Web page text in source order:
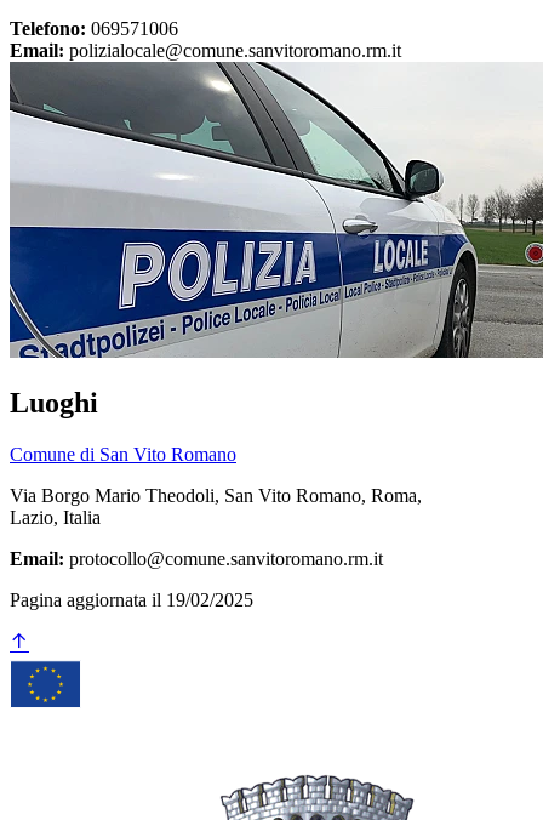
Telefono: 069571006
Email: polizialocale@comune.sanvitoromano.rm.it
Luoghi
Comune di San Vito Romano
Via Borgo Mario Theodoli, San Vito Romano, Roma,
Lazio, Italia
Email: protocollo@comune.sanvitoromano.rm.it
Pagina aggiornata il 19/02/2025